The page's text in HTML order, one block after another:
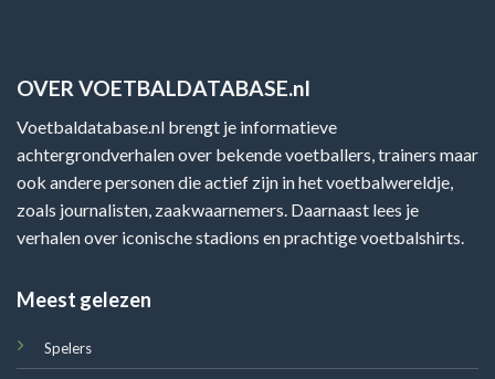
OVER VOETBALDATABASE.nl
Voetbaldatabase.nl brengt je informatieve
achtergrondverhalen over bekende voetballers, trainers maar
ook andere personen die actief zijn in het voetbalwereldje,
zoals journalisten, zaakwaarnemers. Daarnaast lees je
verhalen over iconische stadions en prachtige voetbalshirts.
Meest gelezen
Spelers